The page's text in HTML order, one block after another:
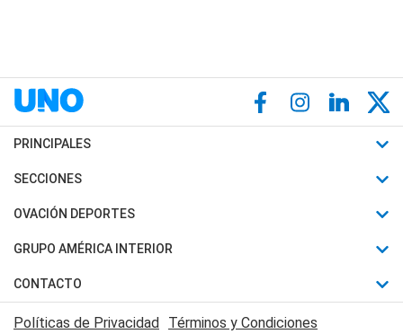
PRINCIPALES
Últimas Noticias
Política
Judiciales
Economia
SECCIONES
Horóscopo
Motores
Trucos caseros
Series y Películas
OVACIÓN DEPORTES
Fútbol
Mundial
Automovilismo
GRUPO AMÉRICA INTERIOR
Canal 7 en Vivo
CONTACTO
Acerca de Nosotros
Políticas de Privacidad Términos y Condiciones